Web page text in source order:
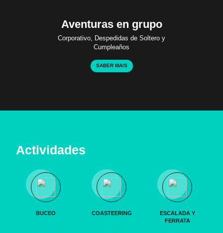
Aventuras en grupo
Corporativo, Despedidas de Soltero y
Cumpleaños
SABER MAIS
Actividades
BUCEO COASTEERING
ESCALADA Y
FERRATA